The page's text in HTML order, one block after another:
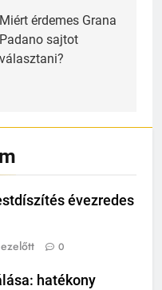
Miért érdemes Grana
Padano sajtot
választani?
évezredes
0
hatékony